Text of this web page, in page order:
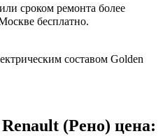
сроком ремонта более
бесплатно.
составом Golden
(Рено) цена: